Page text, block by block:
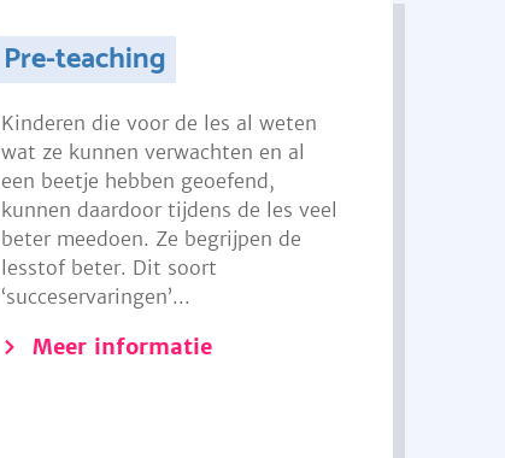
Pre-teaching
Kinderen die voor de les al weten
wat ze kunnen verwachten en al
een beetje hebben geoefend,
kunnen daardoor tijdens de les veel
beter meedoen. Ze begrijpen de
lesstof beter. Dit soort
‘succeservaringen’...
Meer informatie